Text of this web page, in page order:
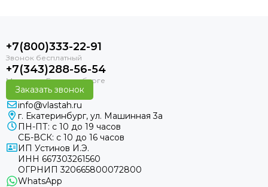
+7(800)333-22-91
+7(343)288-56-54
Заказать звонок
info@vlastah.ru
г. Екатеринбург, ул. Машинная 3а
ПН-ПТ: с 10 до 19 часов
СБ-ВСК: с 10 до 16 часов
ИП Устинов И.Э.
ИНН 667303261560
ОГРНИП 320665800072800
WhatsApp